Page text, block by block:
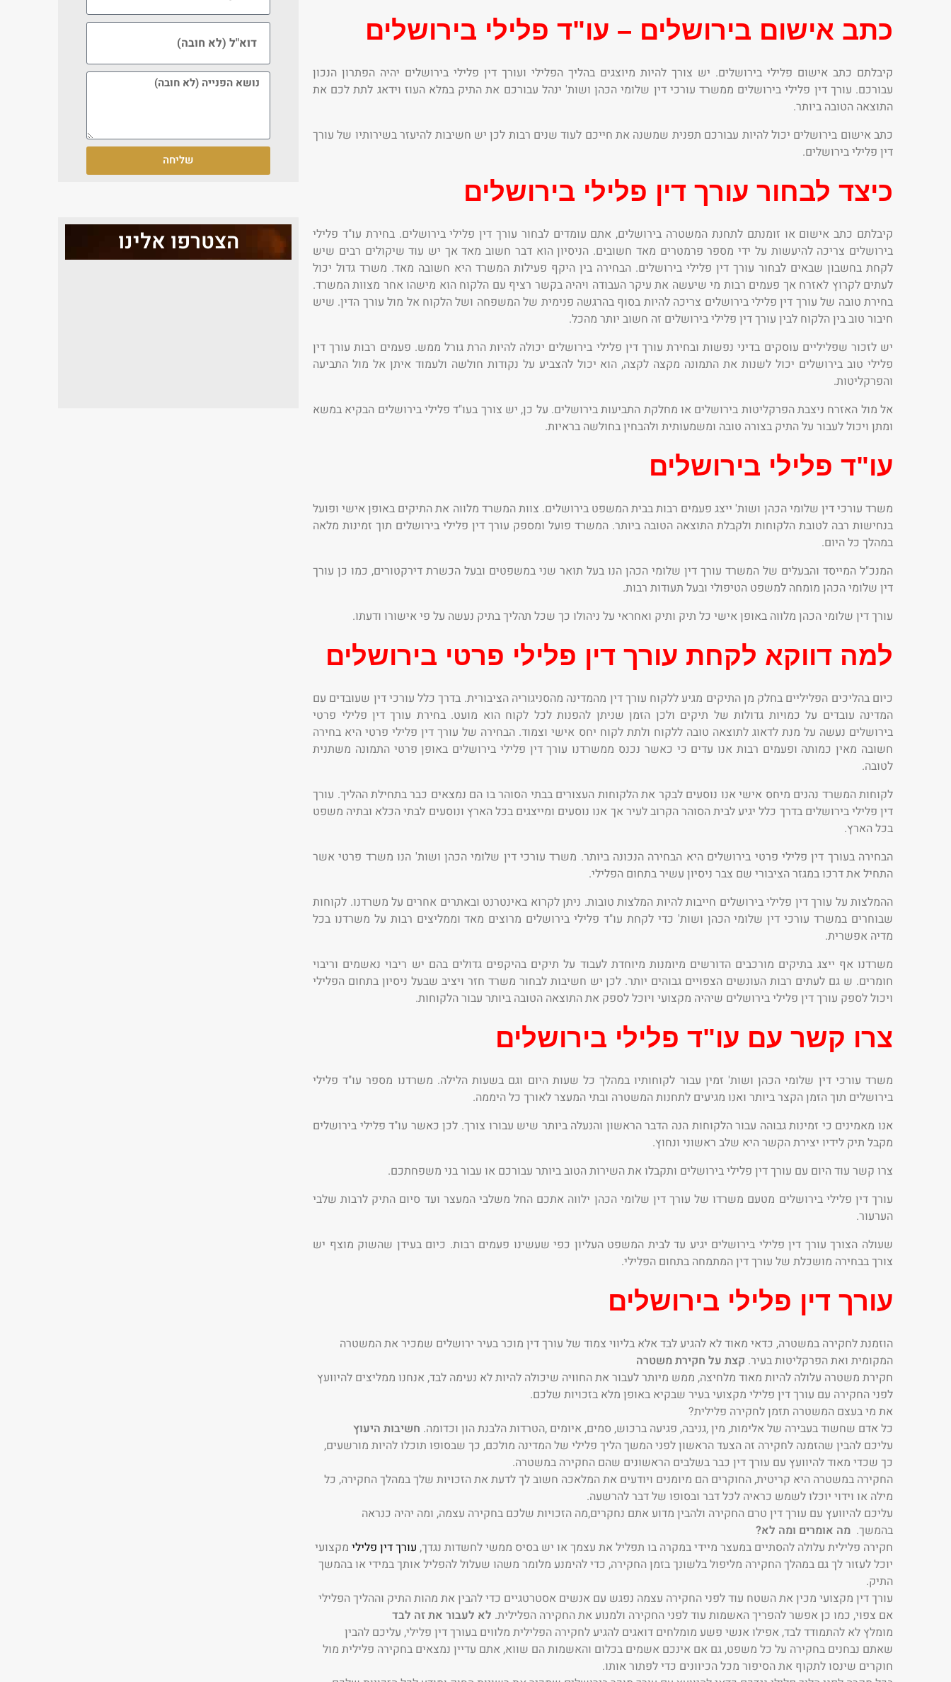
כתב אישום בירושלים – עו"ד פלילי בירושלים
קיבלתם כתב אישום פלילי בירושלים. יש צורך להיות מיוצגים בהליך הפלילי ועורך דין פלילי בירושלים יהיה הפתרון הנכון
עבורכם. עורך דין פלילי בירושלים ממשרד עורכי דין שלומי הכהן ושות' ינהל עבורכם את התיק במלא העוז וידאג לתת לכם את
התוצאה הטובה ביותר.
כתב אישום בירושלים יכול להיות עבורכם תפנית שמשנה את חייכם לעוד שנים רבות לכן יש חשיבות להיעזר בשירותיו של עורך
דין פלילי בירושלים.
כיצד לבחור עורך דין פלילי בירושלים
קיבלתם כתב אישום או זומנתם לתחנת המשטרה בירושלים, אתם עומדים לבחור עורך דין פלילי בירושלים. בחירת עו"ד פלילי
בירושלים צריכה להיעשות על ידי מספר פרמטרים מאד חשובים. הניסיון הוא דבר חשוב מאד אך יש עוד שיקולים רבים שיש
לקחת בחשבון שבאים לבחור עורך דין פלילי בירושלים. הבחירה בין היקף פעילות המשרד היא חשובה מאד. משרד גדול יכול
לעתים לקרוץ לאזרח אך פעמים רבות מי שיעשה את עיקר העבודה ויהיה בקשר רציף עם הלקוח הוא מישהו אחר מצוות המשרד.
בחירת טובה של עורך דין פלילי בירושלים צריכה להיות בסוף בהרגשה פנימית של המשפחה ושל הלקוח אל מול עורך הדין. שיש
חיבור טוב בין הלקוח לבין עורך דין פלילי בירושלים זה חשוב יותר מהכל.
יש לזכור שפליליים עוסקים בדיני נפשות ובחירת עורך דין פלילי בירושלים יכולה להיות הרת גורל ממש. פעמים רבות עורך דין
פלילי טוב בירושלים יכול לשנות את התמונה מקצה לקצה, הוא יכול להצביע על נקודות חולשה ולעמוד איתן אל מול התביעה
והפרקליטות.
אל מול האזרח ניצבת הפרקליטות בירושלים או מחלקת התביעות בירושלים. על כן, יש צורך בעו"ד פלילי בירושלים הבקיא במשא
ומתן ויכול לעבור על התיק בצורה טובה ומשמעותית ולהבחין בחולשה בראיות.
עו"ד פלילי בירושלים
משרד עורכי דין שלומי הכהן ושות' ייצג פעמים רבות בבית המשפט בירושלים. צוות המשרד מלווה את התיקים באופן אישי ופועל
בנחישות רבה לטובת הלקוחות ולקבלת התוצאה הטובה ביותר. המשרד פועל ומספק עורך דין פלילי בירושלים תוך זמינות מלאה
במהלך כל היום.
המנכ"ל המייסד והבעלים של המשרד עורך דין שלומי הכהן הנו בעל תואר שני במשפטים ובעל הכשרת דירקטורים, כמו כן עורך
דין שלומי הכהן מומחה למשפט הטיפולי ובעל תעודות רבות.
עורך דין שלומי הכהן מלווה באופן אישי כל תיק ותיק ואחראי על ניהולו כך שכל תהליך בתיק נעשה על פי אישורו ודעתו.
למה דווקא לקחת עורך דין פלילי פרטי בירושלים
כיום בהליכים הפליליים בחלק מן התיקים מגיע ללקוח עורך דין מהמדינה מהסניגוריה הציבורית. בדרך כלל עורכי דין שעובדים עם
המדינה עובדים על כמויות גדולות של תיקים ולכן הזמן שניתן להפנות לכל לקוח הוא מועט. בחירת עורך דין פלילי פרטי
בירושלים נעשה על מנת לדאוג לתוצאה טובה ללקוח ולתת לקוח יחס אישי וצמוד. הבחירה של עורך דין פלילי פרטי היא בחירה
חשובה מאין כמותה ופעמים רבות אנו עדים כי כאשר נכנס ממשרדנו עורך דין פלילי בירושלים באופן פרטי התמונה משתנית
לטובה.
לקוחות המשרד נהנים מיחס אישי אנו נוסעים לבקר את הלקוחות העצורים בבתי הסוהר בו הם נמצאים כבר בתחילת ההליך. עורך
דין פלילי בירושלים בדרך כלל יגיע לבית הסוהר הקרוב לעיר אך אנו נוסעים ומייצגים בכל הארץ ונוסעים לבתי הכלא ובתיה משפט
בכל הארץ.
הבחירה בעורך דין פלילי פרטי בירושלים היא הבחירה הנכונה ביותר. משרד עורכי דין שלומי הכהן ושות' הנו משרד פרטי אשר
התחיל את דרכו במגזר הציבורי שם צבר ניסיון עשיר בתחום הפלילי.
ההמלצות על עורך דין פלילי בירושלים חייבות להיות המלצות טובות. ניתן לקרוא באינטרנט ובאתרים אחרים על משרדנו. לקוחות
שבוחרים במשרד עורכי דין שלומי הכהן ושות' כדי לקחת עו"ד פלילי בירושלים מרוצים מאד וממליצים רבות על משרדנו בכל
מדיה אפשרית.
משרדנו אף ייצג בתיקים מורכבים הדורשים מיומנות מיוחדת לעבוד על תיקים בהיקפים גדולים בהם יש ריבוי נאשמים וריבוי
חומרים. ש גם לעתים רבות העונשים הצפויים גבוהים יותר. לכן יש חשיבות לבחור משרד חזר ויציב שבעל ניסיון בתחום הפלילי
ויכול לספק עורך דין פלילי בירושלים שיהיה מקצועי ויוכל לספק את התוצאה הטובה ביותר עבור הלקוחות.
צרו קשר עם עו"ד פלילי בירושלים
משרד עורכי דין שלומי הכהן ושות' זמין עבור לקוחותיו במהלך כל שעות היום וגם בשעות הלילה. משרדנו מספר עו"ד פלילי
בירושלים תוך הזמן הקצר ביותר ואנו מגיעים לתחנות המשטרה ובתי המעצר לאורך כל היממה.
אנו מאמינים כי זמינות גבוהה עבור הלקוחות הנה הדבר הראשון והנעלה ביותר שיש עבורו צורך. לכן כאשר עו"ד פלילי בירושלים
מקבל תיק לידיו יצירת הקשר היא שלב ראשוני ונחוץ.
צרו קשר עוד היום עם עורך דין פלילי בירושלים ותקבלו את השירות הטוב ביותר עבורכם או עבור בני משפחתכם.
עורך דין פלילי בירושלים מטעם משרדו של עורך דין שלומי הכהן ילווה אתכם החל משלבי המעצר ועד סיום התיק לרבות שלבי
הערעור.
שעולה הצורך עורך דין פלילי בירושלים יגיע עד לבית המשפט העליון כפי שעשינו פעמים רבות. כיום בעידן שהשוק מוצף יש
צורך בבחירה מושכלת של עורך דין המתמחה בתחום הפלילי.
עורך דין פלילי בירושלים
הוזמנת לחקירה במשטרה, כדאי מאוד לא להגיע לבד אלא בליווי צמוד של עורך דין מוכר בעיר ירושלים שמכיר את המשטרה
המקומית ואת הפרקליטות בעיר. קצת על חקירת משטרה
חקירת משטרה עלולה להיות מאוד מלחיצה, ממש מיותר לעבור את החוויה שיכולה להיות לא נעימה לבד, אנחנו ממליצים להיוועץ
לפני החקירה עם עורך דין פלילי מקצועי בעיר שבקיא באופן מלא בזכויות שלכם.
את מי בעצם המשטרה תזמן לחקירה פלילית?
כל אדם שחשוד בעבירה של אלימות, מין ,גניבה, פגיעה ברכוש, סמים, איומים ,הטרדות הלבנת הון וכדומה. חשיבות היעוץ
עליכם להבין שהזמנה לחקירה זה הצעד הראשון לפני המשך הליך פלילי של המדינה מולכם, כך שבסופו תוכלו להיות מורשעים,
כך שכדי מאוד להיוועץ עם עורך דין כבר בשלבים הראשונים שהם החקירה במשטרה.
החקירה במשטרה היא קריטית, החוקרים הם מיומנים ויודעים את המלאכה חשוב לך לדעת את הזכויות שלך במהלך החקירה, כל
מילה או וידוי יוכלו לשמש כראיה לכל דבר ובסופו של דבר להרשעה.
עליכם להיוועץ עם עורך דין טרם החקירה ולהבין מדוע אתם נחקרים,מה הזכויות שלכם בחקירה עצמה, ומה יהיה כנראה
בהמשך. מה אומרים ומה לא?
חקירה פלילית עלולה להסתיים במעצר מיידי במקרה בו תפליל את עצמך או יש בסיס ממשי לחשדות נגדך, עורך דין פלילי מקצועי
יוכל לעזור לך גם במהלך החקירה מליפול בלשונך בזמן החקירה, כדי להימנע מלומר משהו שעלול להפליל אותך במידי או בהמשך
התיק.
עורך דין מקצועי מכין את השטח עוד לפני החקירה עצמה נפגש עם אנשים אסטרטגיים כדי להבין את מהות התיק וההליך הפלילי
אם צפוי, כמו כן אפשר להפריך האשמות עוד לפני החקירה ולמנוע את החקירה הפלילית. לא לעבור את זה לבד
מומלץ לא להתמודד לבד, אפילו אנשי פשע מומלחים דואגים להגיע לחקירה הפלילית מלווים בעורך דין פלילי, עליכם להבין
שאתם נבחנים בחקירה על כל משפט, גם אם אינכם אשמים בכלום והאשמות הם שווא, אתם עדיין נמצאים בחקירה פלילית מול
חוקרים שינסו לתקוף את הסיפור מכל הכיוונים כדי לפתור אותו.
שליחה
הצטרפו אלינו